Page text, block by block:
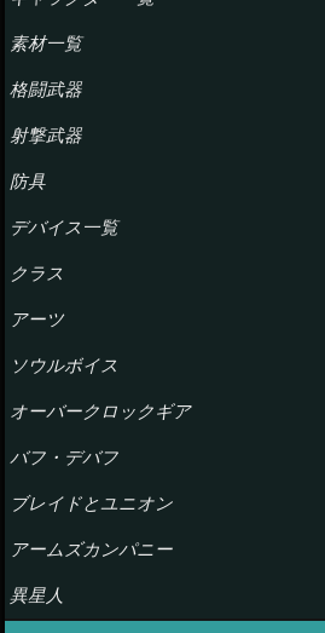
素材一覧
格闘武器
射撃武器
防具
デバイス一覧
クラス
アーツ
ソウルボイス
オーバークロックギア
バフ・デバフ
ブレイドとユニオン
アームズカンパニー
異星人